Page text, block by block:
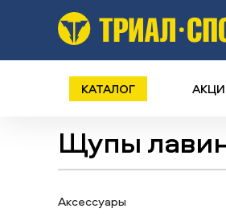
КАТАЛОГ
Щупы
Аксессуары